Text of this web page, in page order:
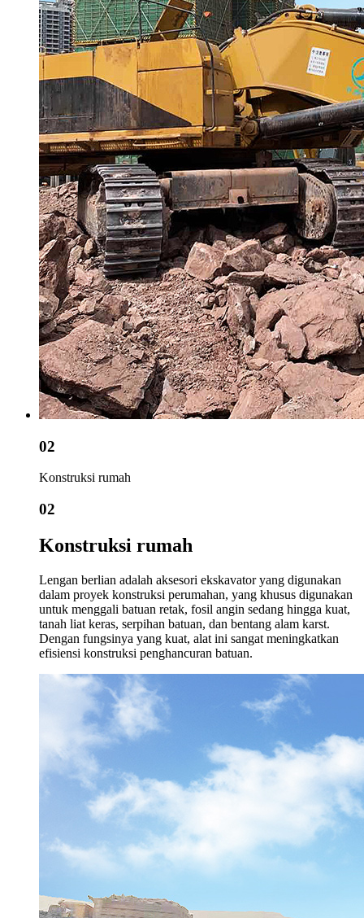
02
Konstruksi rumah
02
Konstruksi rumah
Lengan berlian adalah aksesori ekskavator yang digunakan
dalam proyek konstruksi perumahan, yang khusus digunakan
untuk menggali batuan retak, fosil angin sedang hingga kuat,
tanah liat keras, serpihan batuan, dan bentang alam karst.
Dengan fungsinya yang kuat, alat ini sangat meningkatkan
efisiensi konstruksi penghancuran batuan.